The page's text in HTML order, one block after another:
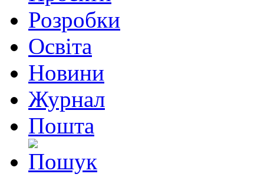
Розробки
Освіта
Новини
Журнал
Пошта